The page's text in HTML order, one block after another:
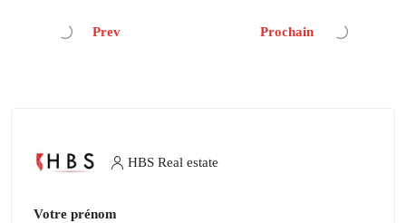
Prev Prochain
HBS Real estate
Votre prénom